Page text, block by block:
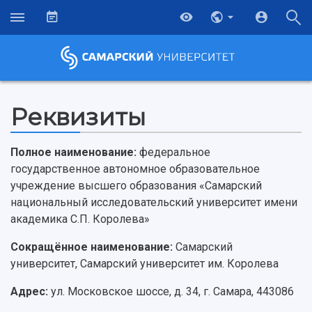
НАЗАД
Об университете
Новости
Образование
Научно-исследовательская деятельность
Реквизиты
Полное наименование: федеральное
государственное автономное образовательное
учреждение высшего образования «Самарский
национальный исследовательский университет имени
академика С.П. Королева»
Сокращённое наименование: Самарский
университет, Самарский университет им. Королева
Адрес: ул. Московское шоссе, д. 34, г. Самара, 443086